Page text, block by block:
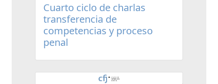
Cuarto ciclo de charlas
transferencia de
competencias y proceso
penal